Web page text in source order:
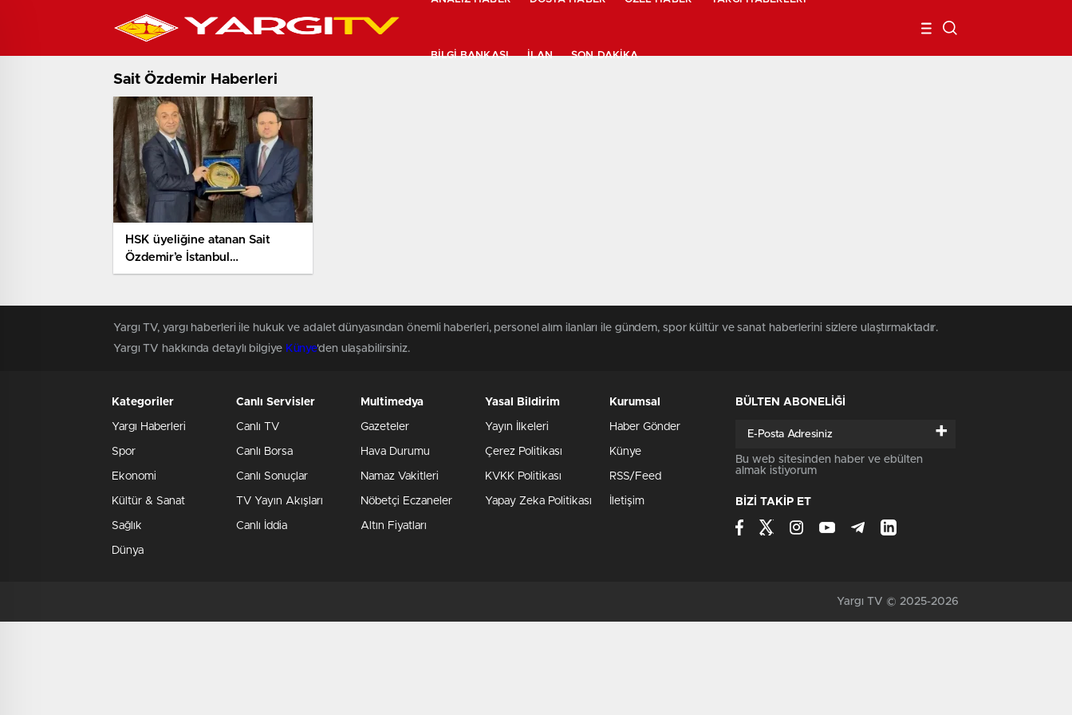
BILGI BANKASI İLAN SON DAKIKA
Sait Özdemir Haberleri
HSK üyeliğine atanan Sait
Özdemir’e İstanbul
Adliyesi’nde veda töreni
Yargı TV, yargı haberleri ile hukuk ve adalet dünyasından önemli haberleri, personel alım ilanları ile gündem, spor kültür ve sanat haberlerini sizlere ulaştırmaktadır.
Yargı TV hakkında detaylı bilgiye Künye'den ulaşabilirsiniz.
Kategoriler
Yargı Haberleri
Spor
Ekonomi
Kültür & Sanat
Sağlık
Dünya
Canlı Servisler
Canlı TV
Canlı Borsa
Canlı Sonuçlar
TV Yayın Akışları
Canlı İddia
Multimedya
Gazeteler
Hava Durumu
Namaz Vakitleri
Nöbetçi Eczaneler
Altın Fiyatları
Yasal Bildirim
Yayın İlkeleri
Çerez Politikası
KVKK Politikası
Yapay Zeka Politikası
Kurumsal
Haber Gönder
Künye
RSS/Feed
İletişim
BÜLTEN ABONELİĞİ
+
Bu web sitesinden haber ve ebülten
almak istiyorum
BİZİ TAKİP ET
Yargı TV © 2025-2026